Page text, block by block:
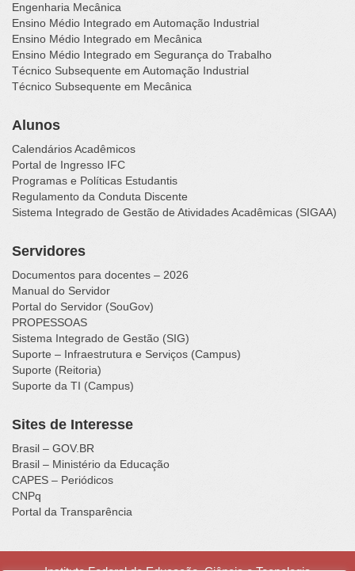
Engenharia Mecânica
Ensino Médio Integrado em Automação Industrial
Ensino Médio Integrado em Mecânica
Ensino Médio Integrado em Segurança do Trabalho
Técnico Subsequente em Automação Industrial
Técnico Subsequente em Mecânica
Alunos
Calendários Acadêmicos
Portal de Ingresso IFC
Programas e Políticas Estudantis
Regulamento da Conduta Discente
Sistema Integrado de Gestão de Atividades Acadêmicas (SIGAA)
Servidores
Documentos para docentes – 2026
Manual do Servidor
Portal do Servidor (SouGov)
PROPESSOAS
Sistema Integrado de Gestão (SIG)
Suporte – Infraestrutura e Serviços (Campus)
Suporte (Reitoria)
Suporte da TI (Campus)
Sites de Interesse
Brasil – GOV.BR
Brasil – Ministério da Educação
CAPES – Periódicos
CNPq
Portal da Transparência